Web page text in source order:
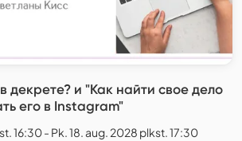
"Как найти свое дело
его в Instagram"
16:30 - Pk. 18. aug. 2028 plkst. 17:30